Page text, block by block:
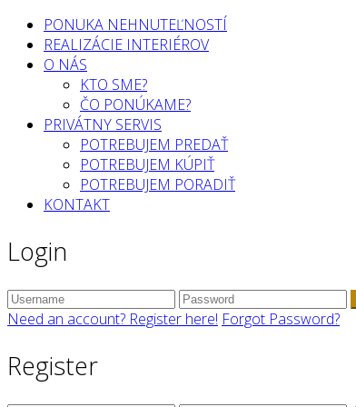
PONUKA NEHNUTEĽNOSTÍ
REALIZÁCIE INTERIÉROV
O NÁS
KTO SME?
ČO PONÚKAME?
PRIVÁTNY SERVIS
POTREBUJEM PREDAŤ
POTREBUJEM KÚPIŤ
POTREBUJEM PORADIŤ
KONTAKT
Login
Need an account? Register here! Forgot Password?
Register